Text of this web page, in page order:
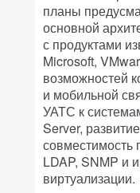
планы
основной
с продуктами
Microsoft,
возможностей
и мобильной
УАТС к
Server,
совместимость
LDAP, SNMP и
виртуализации.